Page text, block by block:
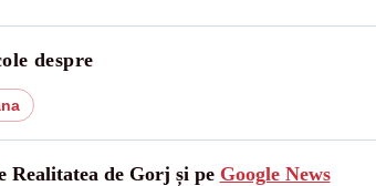
despre
Realitatea de Gorj și pe Google News